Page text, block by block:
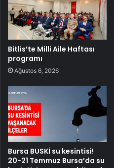
Bitlis’te Milli Aile Haftası
programı
Ağustos 6, 2026
Bursa BUSKİ su kesintisi!
20-21 Temmuz Bursa’da su